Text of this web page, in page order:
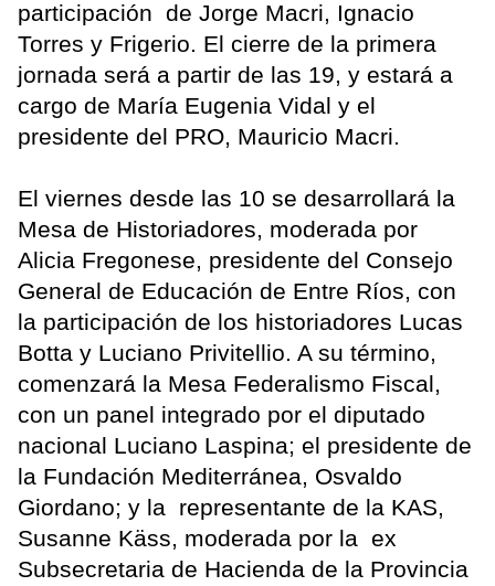
participación de Jorge Macri, Ignacio
Torres y Frigerio. El cierre de la primera
jornada será a partir de las 19, y estará a
cargo de María Eugenia Vidal y el
presidente del PRO, Mauricio Macri.
El viernes desde las 10 se desarrollará la
Mesa de Historiadores, moderada por
Alicia Fregonese, presidente del Consejo
General de Educación de Entre Ríos, con
la participación de los historiadores Lucas
Botta y Luciano Privitellio. A su término,
comenzará la Mesa Federalismo Fiscal,
con un panel integrado por el diputado
nacional Luciano Laspina; el presidente de
la Fundación Mediterránea, Osvaldo
Giordano; y la representante de la KAS,
Susanne Käss, moderada por la ex
Subsecretaria de Hacienda de la Provincia